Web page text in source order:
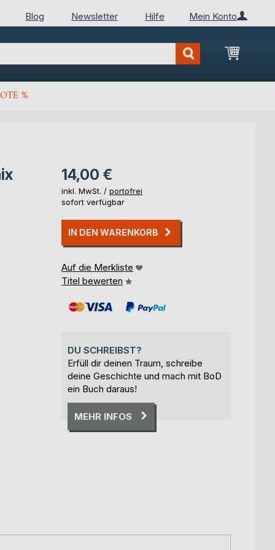
Mein Konto
Blog Newsletter Hilfe
Mein
%
14,00 €
inkl. MwSt. / portofrei
sofort verfügbar
IN DEN WARENKORB
Auf die Merkliste
Titel bewerten
DU SCHREIBST?
Erfüll dir deinen Traum, schreibe
deine Geschichte und mach mit BoD
ein Buch daraus!
MEHR INFOS